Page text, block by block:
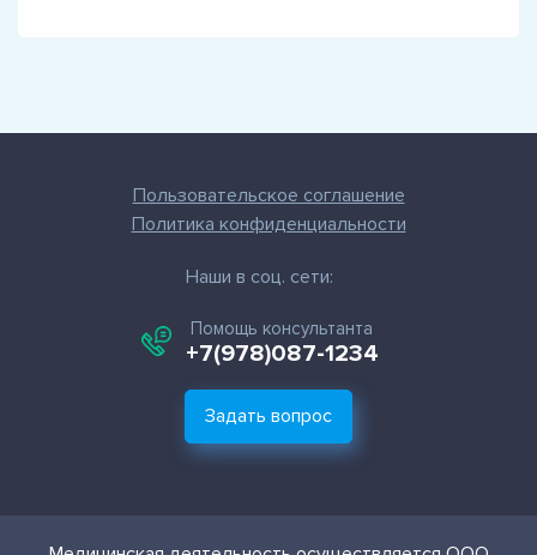
Пользовательское соглашение
Политика конфиденциальности
Наши в соц. сети:
Помощь консультанта
+7(978)087-1234
Задать вопрос